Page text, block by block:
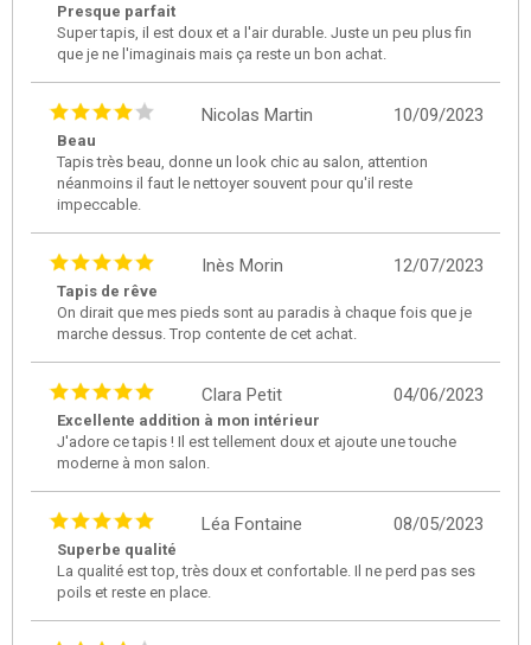
Presque parfait
Super tapis, il est doux et a l'air durable. Juste un peu plus fin
que je ne l'imaginais mais ça reste un bon achat.
10/09/2023
Nicolas Martin
Beau
Tapis très beau, donne un look chic au salon, attention
néanmoins il faut le nettoyer souvent pour qu'il reste
impeccable.
12/07/2023
Inès Morin
Tapis de rêve
On dirait que mes pieds sont au paradis à chaque fois que je
marche dessus. Trop contente de cet achat.
04/06/2023
Clara Petit
Excellente addition à mon intérieur
J'adore ce tapis ! Il est tellement doux et ajoute une touche
moderne à mon salon.
08/05/2023
Léa Fontaine
Superbe qualité
La qualité est top, très doux et confortable. Il ne perd pas ses
poils et reste en place.